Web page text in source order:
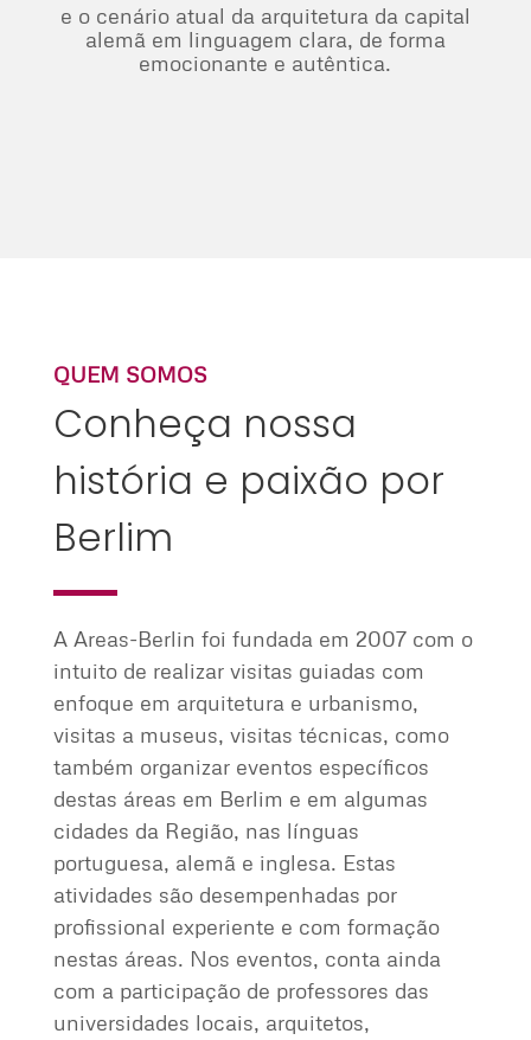
e o cenário atual da arquitetura da capital
alemã em linguagem clara, de forma
emocionante e autêntica.
QUEM SOMOS
Conheça nossa
história e paixão por
Berlim
A Areas-Berlin foi fundada em 2007 com o
intuito de realizar visitas guiadas com
enfoque em arquitetura e urbanismo,
visitas a museus, visitas técnicas, como
também organizar eventos específicos
destas áreas em Berlim e em algumas
cidades da Região, nas línguas
portuguesa, alemã e inglesa. Estas
atividades são desempenhadas por
profissional experiente e com formação
nestas áreas. Nos eventos, conta ainda
com a participação de professores das
universidades locais, arquitetos,